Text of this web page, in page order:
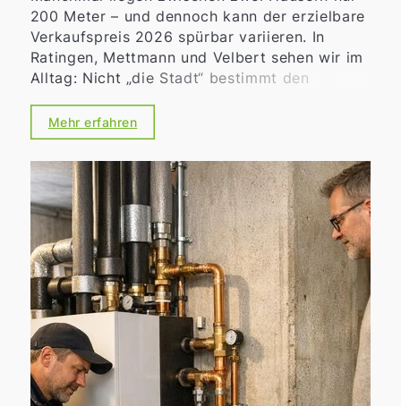
200 Meter – und dennoch kann der erzielbare
Verkaufspreis 2026 spürbar variieren. In
Ratingen, Mettmann und Velbert sehen wir im
Alltag: Nicht „die Stadt“ bestimmt den
Mikrolage. Für Eigentümerinnen und
Eigentümer heißt das: Wer den Unterschied
zwischen guter und sehr guter Straße erkennt,
schafft bessere Voraussetzungen für eine
realistische Preisstrategie und eine zielgenaue
Vermarktung.
Mehr erfahren